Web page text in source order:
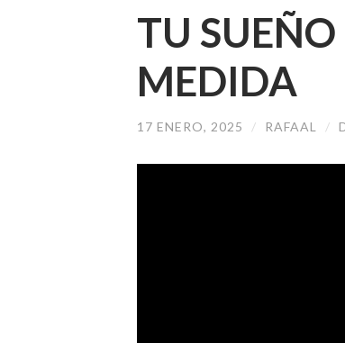
TU
MEDIDA
17 ENERO, 2025 / RAFAAL /